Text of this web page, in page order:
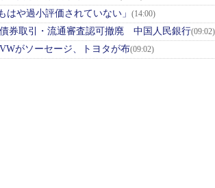
はや過小評価されていない」 (14:00)
券取引・流通審査認可撤廃 中国人民銀行(09:02)
がソーセージ、トヨタが布(09:02)